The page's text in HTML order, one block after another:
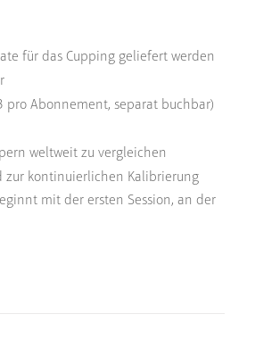
für das Cupping geliefert werden
pro Abonnement, separat buchbar)
weltweit zu vergleichen
zur kontinuierlichen Kalibrierung
mit der ersten Session, an der